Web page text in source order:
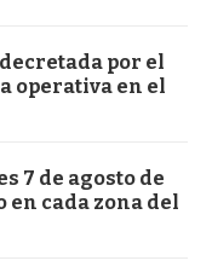
por el
operativa en el
7 de agosto de
en cada zona del